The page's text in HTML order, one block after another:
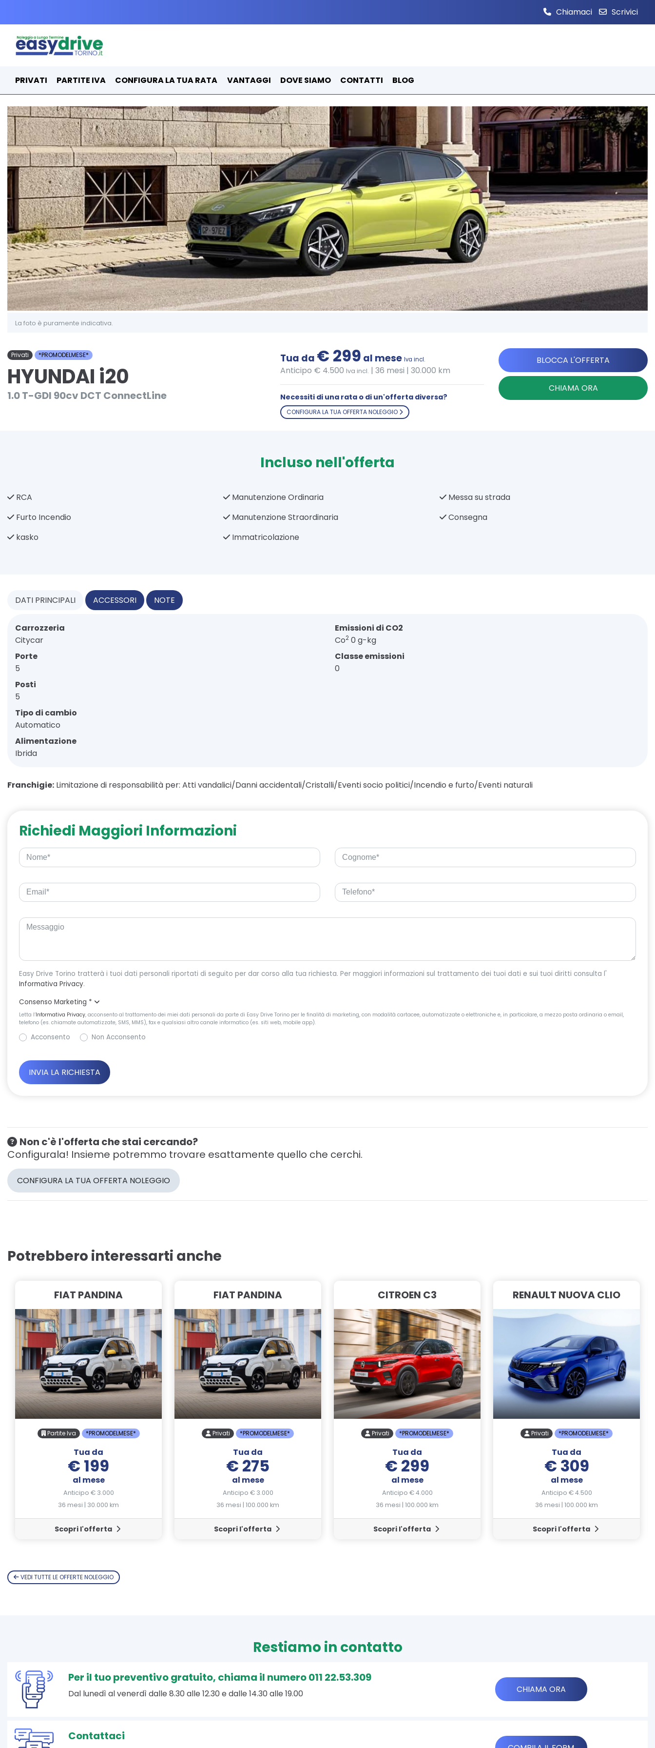
Chiamaci Scrivici
PRIVATI PARTITE IVA CONFIGURA LA TUA RATA VANTAGGI DOVE SIAMO CONTATTI BLOG
La foto è puramente indicativa.
Privati *PROMODELMESE*
HYUNDAI i20
1.0 T-GDI 90cv DCT ConnectLine
Tua da € 299 al mese Iva incl.
Anticipo € 4.500 Iva incl. | 36 mesi | 30.000 km
Necessiti di una rata o di un'offerta diversa?
CONFIGURA LA TUA OFFERTA NOLEGGIO
BLOCCA L'OFFERTA
CHIAMA ORA
Incluso nell'offerta
RCA
Furto Incendio
kasko
Manutenzione Ordinaria
Manutenzione Straordinaria
Immatricolazione
Messa su strada
Consegna
DATI PRINCIPALI ACCESSORI NOTE
Carrozzeria
Citycar
Porte
5
Posti
5
Tipo di cambio
Automatico
Alimentazione
Ibrida
Emissioni di CO2
Co2 0 g-kg
Classe emissioni
0
Franchigie: Limitazione di responsabilità per: Atti vandalici/Danni accidentali/Cristalli/Eventi socio politici/Incendio e furto/Eventi naturali
Richiedi Maggiori Informazioni
Easy Drive Torino tratterà i tuoi dati personali riportati di seguito per dar corso alla tua richiesta. Per maggiori informazioni sul trattamento dei tuoi dati e sui tuoi diritti consulta l'
Informativa Privacy.
Consenso Marketing *
Letta l’Informativa Privacy, acconsento al trattamento dei miei dati personali da parte di Easy Drive Torino per le finalità di marketing, con modalità cartacee, automatizzate o elettroniche e, in particolare, a mezzo posta ordinaria o email,
telefono (es. chiamate automatizzate, SMS, MMS), fax e qualsiasi altro canale informatico (es. siti web, mobile app).
Acconsento Non Acconsento
Non c'è l'offerta che stai cercando?
Configurala! Insieme potremmo trovare esattamente quello che cerchi.
CONFIGURA LA TUA OFFERTA NOLEGGIO
Potrebbero interessarti anche
FIAT PANDINA
Partite Iva *PROMODELMESE*
Tua da
€ 199
al mese
Anticipo € 3.000
36 mesi | 30.000 km
Scopri l'offerta
FIAT PANDINA
Privati *PROMODELMESE*
Tua da
€ 275
al mese
Anticipo € 3.000
36 mesi | 100.000 km
Scopri l'offerta
CITROEN C3
Privati *PROMODELMESE*
Tua da
€ 299
al mese
Anticipo € 4.000
36 mesi | 100.000 km
Scopri l'offerta
RENAULT NUOVA CLIO
Privati *PROMODELMESE*
Tua da
€ 309
al mese
Anticipo € 4.500
36 mesi | 100.000 km
Scopri l'offerta
VEDI TUTTE LE OFFERTE NOLEGGIO
Restiamo in contatto
Per il tuo preventivo gratuito, chiama il numero 011 22.53.309
Dal lunedì al venerdì dalle 8.30 alle 12.30 e dalle 14.30 alle 19.00 CHIAMA ORA
Contattaci